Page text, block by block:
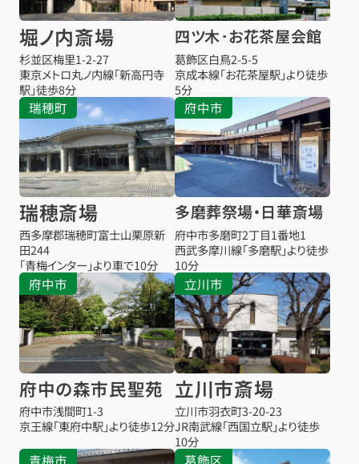
堀ノ内斎場
杉並区梅里1-2-27
東京メトロ丸ノ内線「新高円寺
駅」徒歩8分
四ツ木･お花茶屋会館
葛飾区白鳥2-5-5
京成本線「お花茶屋駅」より徒歩
5分
瑞穂町
瑞穂斎場
西多摩郡瑞穂町富士山栗原新
田244
「青梅インター」より車で10分
府中市
多磨葬祭場・日華斎場
府中市多磨町2丁目1番地1
西武多摩川線「多磨駅」より徒歩
10分
府中市
府中の森市民聖苑
府中市浅間町1-3
京王線「東府中駅」より徒歩12分
立川市
立川市斎場
立川市羽衣町3-20-23
JR南武線「西国立駅」より徒歩
10分
青梅市 葛飾区